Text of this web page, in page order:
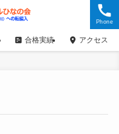
Phone
合格実績 アクセス